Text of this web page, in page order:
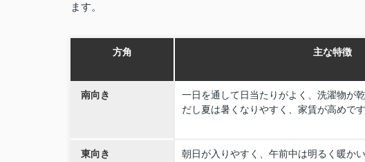
ます。
方角 主な特徴
南向き
一日を通して日当たりがよく、洗濯物が
だし夏は暑くなりやすく、家賃が高めです
東向き
朝日が入りやすく、午前中は明るく暖か